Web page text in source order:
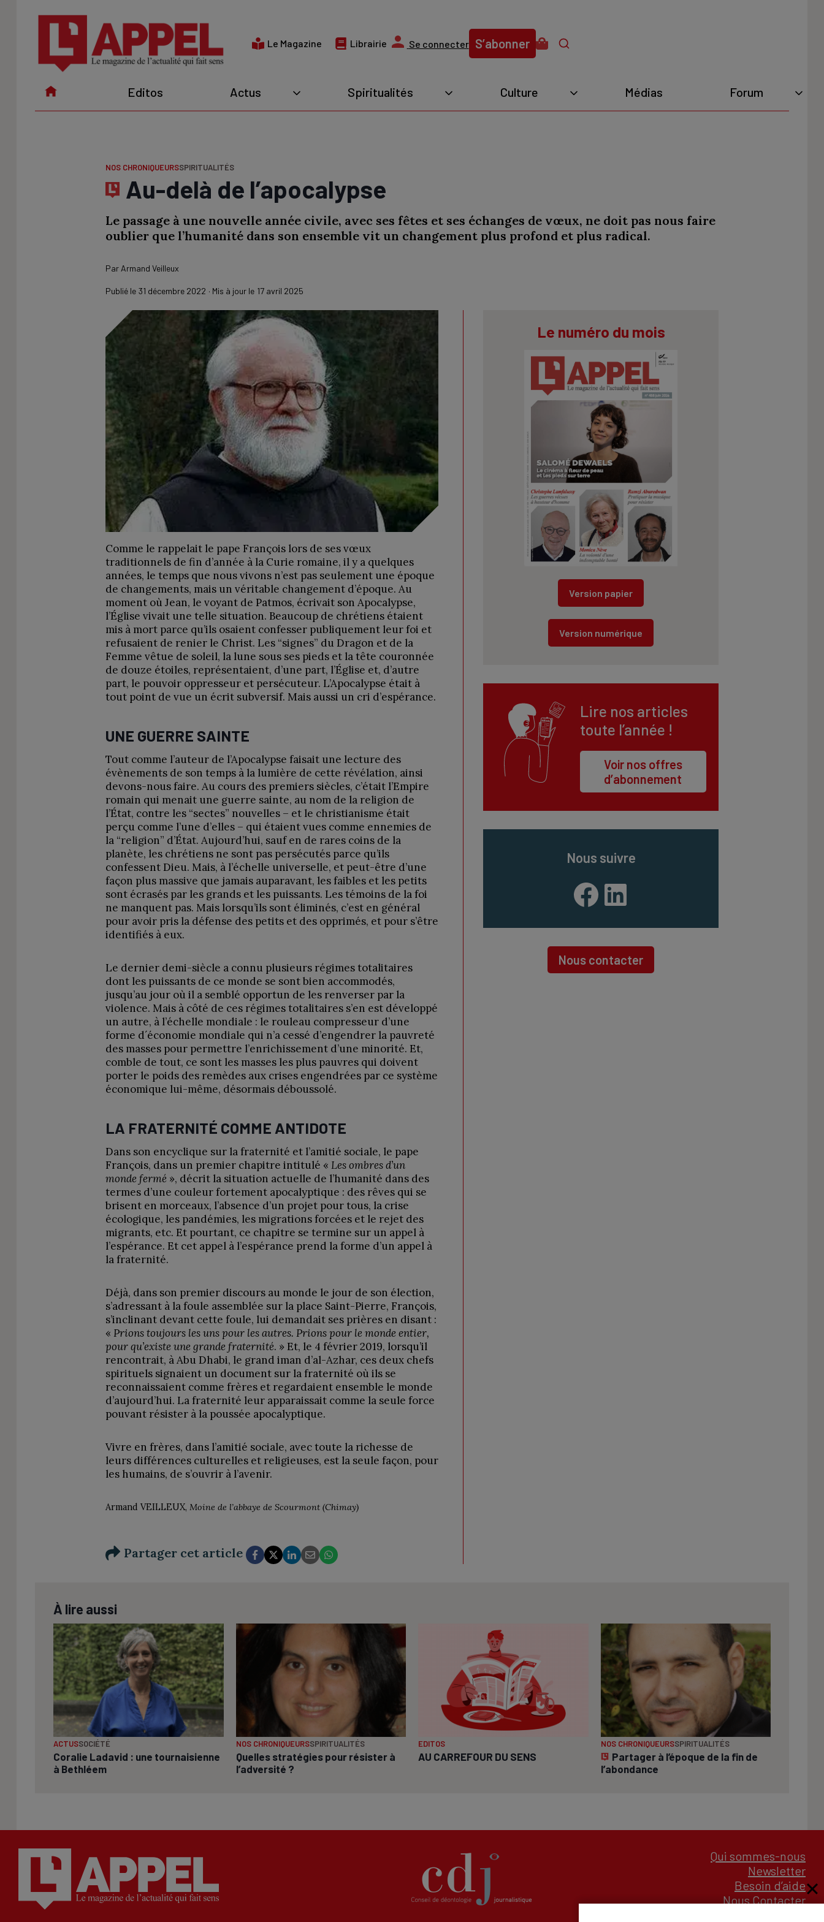
Le Magazine Librairie Se connecter S’abonner
Editos Actus Spiritualités Culture Médias Forum
NOS CHRONIQUEURSSPIRITUALITÉS
Au-delà de l’apocalypse
Le passage à une nouvelle année civile, avec ses fêtes et ses échanges de vœux, ne doit pas nous faire
oublier que l’humanité dans son ensemble vit un changement plus profond et plus radical.
Par Armand Veilleux
Publié le 31 décembre 2022 · Mis à jour le 17 avril 2025
Comme le rappelait le pape François lors de ses vœux
traditionnels de fin d’année à la Curie romaine, il y a quelques
années, le temps que nous vivons n’est pas seulement une époque
de changements, mais un véritable changement d’époque. Au
moment où Jean, le voyant de Patmos, écrivait son Apocalypse,
l’Église vivait une telle situation. Beaucoup de chrétiens étaient
mis à mort parce qu’ils osaient confesser publiquement leur foi et
refusaient de renier le Christ. Les “signes” du Dragon et de la
Femme vêtue de soleil, la lune sous ses pieds et la tête couronnée
de douze étoiles, représentaient, d’une part, l’Église et, d’autre
part, le pouvoir oppresseur et persécuteur. L’Apocalypse était à
tout point de vue un écrit subversif. Mais aussi un cri d’espérance.
UNE GUERRE SAINTE
Tout comme l’auteur de l’Apocalypse faisait une lecture des
évènements de son temps à la lumière de cette révélation, ainsi
devons-nous faire. Au cours des premiers siècles, c’était l’Empire
romain qui menait une guerre sainte, au nom de la religion de
l’État, contre les “sectes” nouvelles – et le christianisme était
perçu comme l’une d’elles – qui étaient vues comme ennemies de
la “religion” d’État. Aujourd’hui, sauf en de rares coins de la
planète, les chrétiens ne sont pas persécutés parce qu’ils
confessent Dieu. Mais, à l’échelle universelle, et peut-être d’une
façon plus massive que jamais auparavant, les faibles et les petits
sont écrasés par les grands et les puissants. Les témoins de la foi
ne manquent pas. Mais lorsqu’ils sont éliminés, c’est en général
pour avoir pris la défense des petits et des opprimés, et pour s’être
identifiés à eux.
Le dernier demi-siècle a connu plusieurs régimes totalitaires
dont les puissants de ce monde se sont bien accommodés,
jusqu’au jour où il a semblé opportun de les renverser par la
violence. Mais à côté de ces régimes totalitaires s’en est développé
un autre, à l’échelle mondiale : le rouleau compresseur d’une
forme d´économie mondiale qui n’a cessé d’engendrer la pauvreté
des masses pour permettre l’enrichissement d’une minorité. Et,
comble de tout, ce sont les masses les plus pauvres qui doivent
porter le poids des remèdes aux crises engendrées par ce système
économique lui-même, désormais déboussolé.
LA FRATERNITÉ COMME ANTIDOTE
Dans son encyclique sur la fraternité et l’amitié sociale, le pape
François, dans un premier chapitre intitulé « Les ombres d’un
monde fermé », décrit la situation actuelle de l’humanité dans des
termes d’une couleur fortement apocalyptique : des rêves qui se
brisent en morceaux, l’absence d’un projet pour tous, la crise
écologique, les pandémies, les migrations forcées et le rejet des
migrants, etc. Et pourtant, ce chapitre se termine sur un appel à
l’espérance. Et cet appel à l’espérance prend la forme d’un appel à
la fraternité.
Déjà, dans son premier discours au monde le jour de son élection,
s’adressant à la foule assemblée sur la place Saint-Pierre, François,
s’inclinant devant cette foule, lui demandait ses prières en disant :
« Prions toujours les uns pour les autres. Prions pour le monde entier,
pour qu’existe une grande fraternité. » Et, le 4 février 2019, lorsqu’il
rencontrait, à Abu Dhabi, le grand iman d’al-Azhar, ces deux chefs
spirituels signaient un document sur la fraternité où ils se
reconnaissaient comme frères et regardaient ensemble le monde
d’aujourd’hui. La fraternité leur apparaissait comme la seule force
pouvant résister à la poussée apocalyptique.
Vivre en frères, dans l’amitié sociale, avec toute la richesse de
leurs différences culturelles et religieuses, est la seule façon, pour
les humains, de s’ouvrir à l’avenir.
Armand VEILLEUX, Moine de l’abbaye de Scourmont (Chimay)
Partager cet article
Le numéro du mois
Version papier
Version numérique
Lire nos articles
toute l’année !
Voir nos offres
d’abonnement
Nous suivre
Facebook LinkedIn
Nous contacter
À lire aussi
ACTUSSOCIÉTÉ
Coralie Ladavid : une tournaisienne
à Bethléem
NOS CHRONIQUEURSSPIRITUALITÉS
Quelles stratégies pour résister à
l’adversité ?
EDITOS
AU CARREFOUR DU SENS
NOS CHRONIQUEURSSPIRITUALITÉS
Partager à l’époque de la fin de
l’abondance
Qui sommes-nous
Newsletter
Besoin d’aide
Nous Contacter